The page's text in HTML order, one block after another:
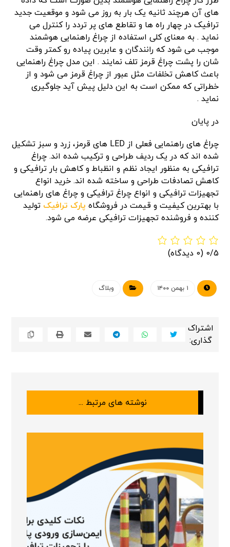
های آن هرچند ثانیه یک بار به روز می شود و موقعیت جدید
ترافیک در چهار راه ها و تقاطع های پر تردد را کنترل می
نماید . به معنای کلی استفاده از چراغ راهنمایی هوشمند
موجب می شود که رانندگان و عابرین پیاده رو کمتر وقت
شان را پشت چراغ قرمز تلف نمایند . این مدل چراغ راهنمایی
باعث کاهش تخلفات مثل عبور از چراغ قرمز می شود و از
خطراتی که ممکن است به این دلیل پیش آید جلوگیری
نماید .
در پایان
چراغ های راهنمایی فعلی از LED های قرمز، زرد و سبز تشکیل
شده اند که در یک ردیف طراحی و ترکیب شده اند. چراغ
ترافیکی به منظور ایجاد نظم و انظباط و کاهش بار ترافیکی و
کاهش تصادفات طراحی و ساخته شده اند. خرید انواع
تجهیزات ترافیکی و انواع چراغ ترافیکی و چراغ های راهنمایی
با بهترین کیفیت و قیمت در فروشگاه پارک ترافیک تولید
کننده و فروشنده تجهیزات ترافیکی عرضه می شود.
0/5 (0 دیدگاه)
۱ بهمن ۱۴۰۰ وبلاگ
نوشته های مرتبط ...